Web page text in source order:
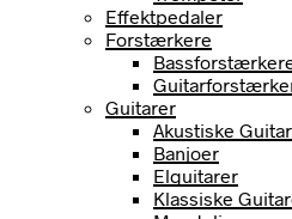
Effektpedaler
Forstærkere
Guitarer
Akustiske
Banjoer
Elguitarer
Klassiske